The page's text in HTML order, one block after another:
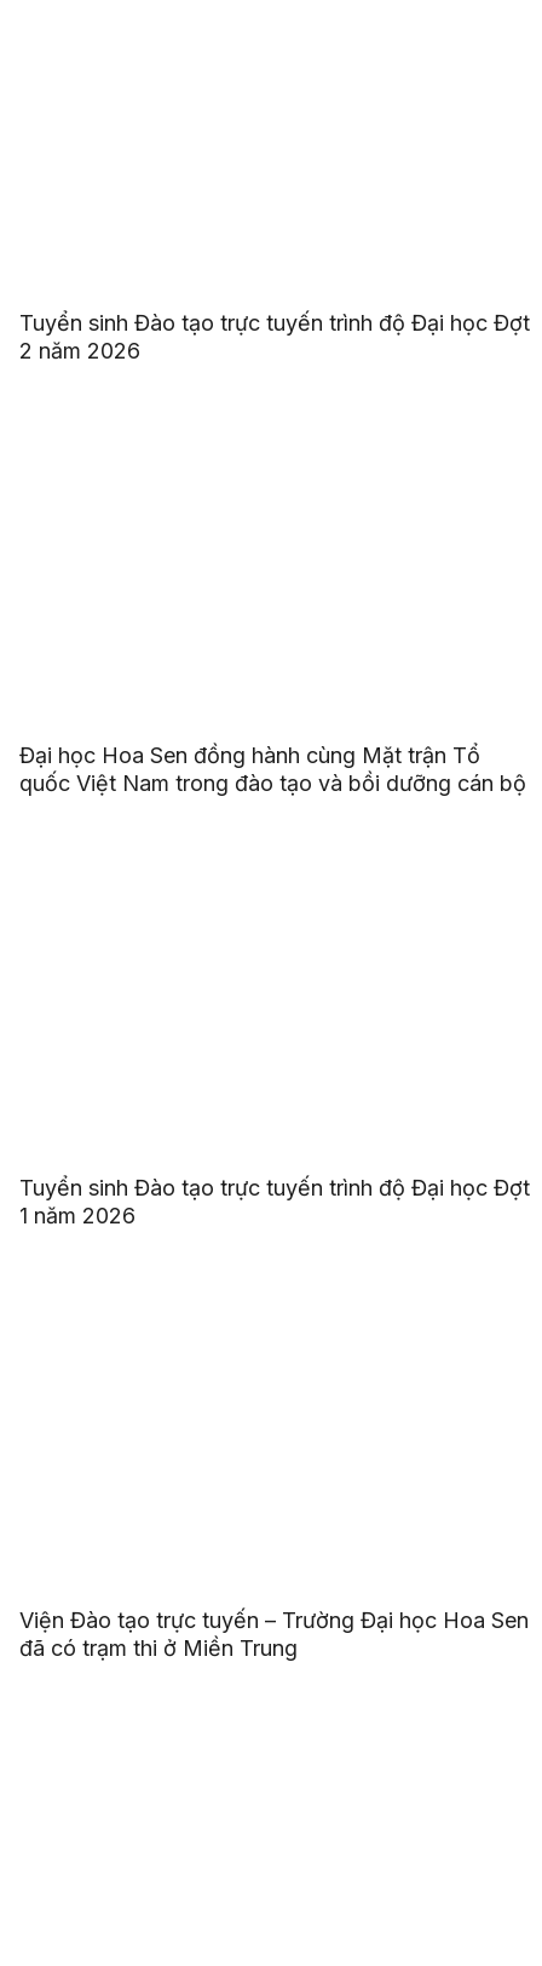
Tuyển sinh Đào tạo trực tuyến trình độ Đại học Đợt
2 năm 2026
Đại học Hoa Sen đồng hành cùng Mặt trận Tổ
quốc Việt Nam trong đào tạo và bồi dưỡng cán bộ
Tuyển sinh Đào tạo trực tuyến trình độ Đại học Đợt
1 năm 2026
Viện Đào tạo trực tuyến – Trường Đại học Hoa Sen
đã có trạm thi ở Miền Trung